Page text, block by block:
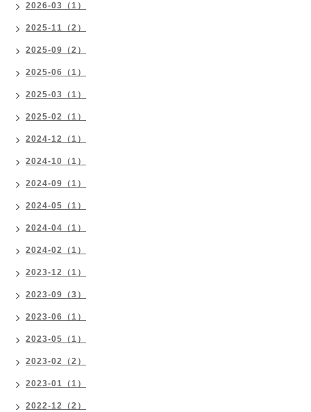
2026-03（1）
2025-11（2）
2025-09（2）
2025-06（1）
2025-03（1）
2025-02（1）
2024-12（1）
2024-10（1）
2024-09（1）
2024-05（1）
2024-04（1）
2024-02（1）
2023-12（1）
2023-09（3）
2023-06（1）
2023-05（1）
2023-02（2）
2023-01（1）
2022-12（2）